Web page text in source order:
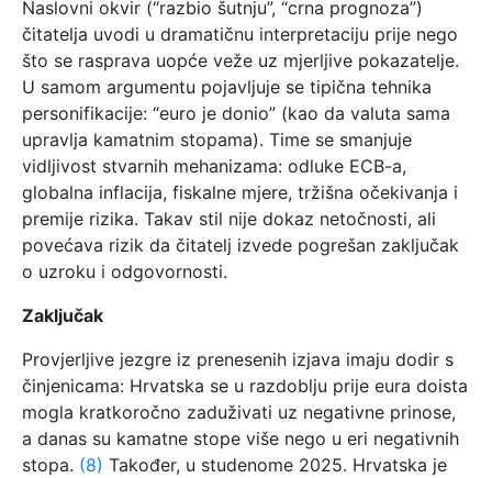
Naslovni okvir (“razbio šutnju”, “crna prognoza”)
čitatelja uvodi u dramatičnu interpretaciju prije nego
što se rasprava uopće veže uz mjerljive pokazatelje.
U samom argumentu pojavljuje se tipična tehnika
personifikacije: “euro je donio” (kao da valuta sama
upravlja kamatnim stopama). Time se smanjuje
vidljivost stvarnih mehanizama: odluke ECB-a,
globalna inflacija, fiskalne mjere, tržišna očekivanja i
premije rizika. Takav stil nije dokaz netočnosti, ali
povećava rizik da čitatelj izvede pogrešan zaključak
o uzroku i odgovornosti.
Zaključak
Provjerljive jezgre iz prenesenih izjava imaju dodir s
činjenicama: Hrvatska se u razdoblju prije eura doista
mogla kratkoročno zaduživati uz negativne prinose,
a danas su kamatne stope više nego u eri negativnih
stopa. (8) Također, u studenome 2025. Hrvatska je